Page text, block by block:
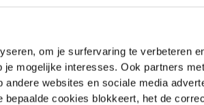
om je surfervaring te verbeteren
mogelijke interesses. Ook partners
websites en sociale media
cookies blokkeert, het de
taken die vroeger door de
Het opmaken
Dit heeft geen enkele
van taken en de
De aanvullende